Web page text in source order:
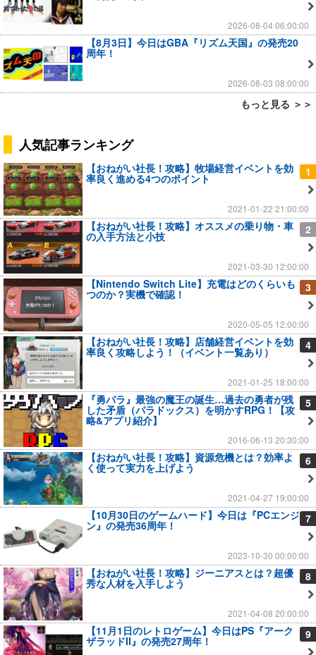
2026-08-04 06:00:00
【8月3日】今日はGBA『リズム天国』の発売20
周年！
2026-08-03 08:00:00
もっと見る ＞＞
人気記事ランキング
1
【おねがい社長！攻略】牧場経営イベントを効
率良く進める4つのポイント
2021-01-22 21:00:00
2
【おねがい社長！攻略】オススメの乗り物・車
の入手方法と小技
2021-03-30 12:00:00
3
【Nintendo Switch Lite】充電はどのくらいも
つのか？実機で確認！
2020-05-05 12:00:00
4
【おねがい社長！攻略】店舗経営イベントを効
率良く攻略しよう！（イベント一覧あり）
2021-01-25 18:00:00
5
『勇パラ』最強の魔王の誕生…過去の勇者が残
した矛盾（パラドックス）を明かすRPG！【攻
略&アプリ紹介】
2016-06-13 20:30:00
6
【おねがい社長！攻略】資源危機とは？効率よ
く使って実力を上げよう
2021-04-27 19:00:00
7
【10月30日のゲームハード】今日は『PCエンジ
ン』の発売36周年！
2023-10-30 00:00:00
8
【おねがい社長！攻略】ジーニアスとは？超優
秀な人材を入手しよう
2021-04-08 20:00:00
9
【11月1日のレトロゲーム】今日はPS『アーク
ザラッドII』の発売27周年！